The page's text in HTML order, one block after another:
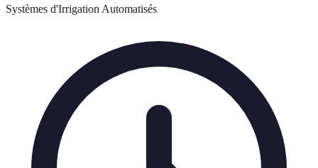
Systèmes d'Irrigation Automatisés